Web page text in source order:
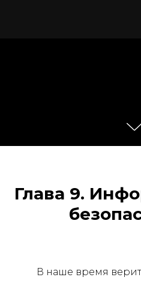
Глава 9.
В наше время